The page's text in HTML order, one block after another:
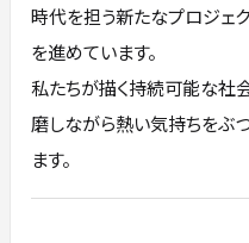
時代を担う新たなプロジェ
を進めています。
私たちが描く持続可能な社
磨しながら熱い気持ちをぶ
ます。